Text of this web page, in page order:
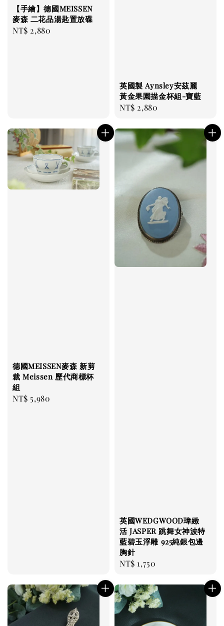
【手繪】德國MEISSEN
麥森 二花品湯匙置放碟
Regular
NT$ 2,880
英國製 Aynsley安茲麗
黃金果園描金杯組-寶藍
Regular
NT$ 2,880
德國MEISSEN麥森 新剪
裁 Meissen 歷代商標杯
組
Regular
NT$ 5,980
英國WEDGWOOD瑋緻
活 JASPER 跳舞女神波特
藍碧玉浮雕 925純銀包邊
胸針
Regular
NT$ 1,750